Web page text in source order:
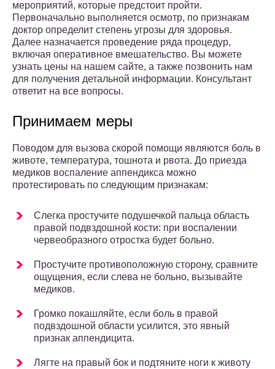
мероприятий, которые предстоит пройти.
Первоначально выполняется осмотр, по признакам
доктор определит степень угрозы для здоровья.
Далее назначается проведение ряда процедур,
включая оперативное вмешательство. Вы можете
узнать цены на нашем сайте, а также позвонить нам
для получения детальной информации. Консультант
ответит на все вопросы.
Принимаем меры
Поводом для вызова скорой помощи являются боль в
животе, температура, тошнота и рвота. До приезда
медиков воспаление аппендикса можно
протестировать по следующим признакам:
Слегка простучите подушечкой пальца область
правой подвздошной кости: при воспалении
червеобразного отростка будет больно.
Простучите противоположную сторону, сравните
ощущения, если слева не больно, вызывайте
медиков.
Громко покашляйте, если боль в правой
подвздошной области усилится, это явный
признак аппендицита.
Лягте на правый бок и подтяните ноги к животу